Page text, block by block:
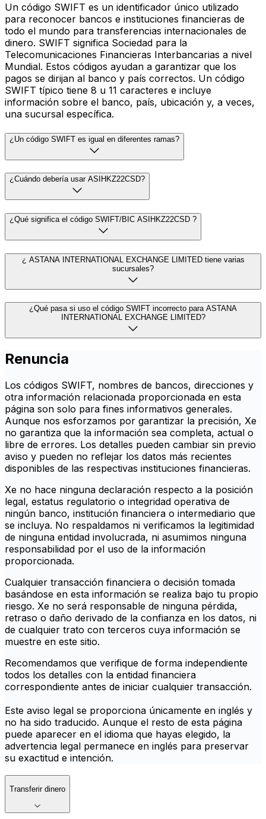
Un código SWIFT es un identificador único utilizado
para reconocer bancos e instituciones financieras de
todo el mundo para transferencias internacionales de
dinero. SWIFT significa Sociedad para la
Telecomunicaciones Financieras Interbancarias a nivel
Mundial. Estos códigos ayudan a garantizar que los
pagos se dirijan al banco y país correctos. Un código
SWIFT típico tiene 8 u 11 caracteres e incluye
información sobre el banco, país, ubicación y, a veces,
una sucursal específica.
¿Un código SWIFT es igual en diferentes ramas?
¿Cuándo debería usar ASIHKZ22CSD?
¿Qué significa el código SWIFT/BIC ASIHKZ22CSD ?
¿ ASTANA INTERNATIONAL EXCHANGE LIMITED tiene varias
sucursales?
¿Qué pasa si uso el código SWIFT incorrecto para ASTANA
INTERNATIONAL EXCHANGE LIMITED?
Renuncia
Los códigos SWIFT, nombres de bancos, direcciones y
otra información relacionada proporcionada en esta
página son solo para fines informativos generales.
Aunque nos esforzamos por garantizar la precisión, Xe
no garantiza que la información sea completa, actual o
libre de errores. Los detalles pueden cambiar sin previo
aviso y pueden no reflejar los datos más recientes
disponibles de las respectivas instituciones financieras.
Xe no hace ninguna declaración respecto a la posición
legal, estatus regulatorio o integridad operativa de
ningún banco, institución financiera o intermediario que
se incluya. No respaldamos ni verificamos la legitimidad
de ninguna entidad involucrada, ni asumimos ninguna
responsabilidad por el uso de la información
proporcionada.
Cualquier transacción financiera o decisión tomada
basándose en esta información se realiza bajo tu propio
riesgo. Xe no será responsable de ninguna pérdida,
retraso o daño derivado de la confianza en los datos, ni
de cualquier trato con terceros cuya información se
muestre en este sitio.
Recomendamos que verifique de forma independiente
todos los detalles con la entidad financiera
correspondiente antes de iniciar cualquier transacción.
Este aviso legal se proporciona únicamente en inglés y
no ha sido traducido. Aunque el resto de esta página
puede aparecer en el idioma que hayas elegido, la
advertencia legal permanece en inglés para preservar
su exactitud e intención.
Transferir dinero